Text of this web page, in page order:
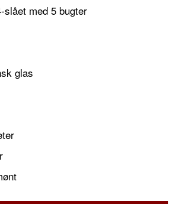
slået med 5 bugter
glas